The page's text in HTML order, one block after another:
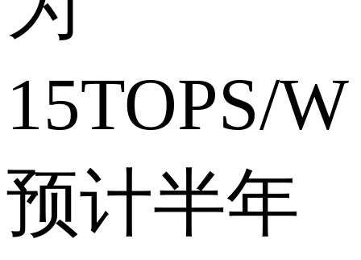
15TOPS/
预计半年